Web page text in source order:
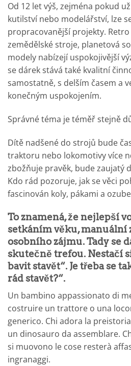
Od 12 let výš, zejména pokud
kutilství nebo modelářství, lze
propracovanější projekty. Retro
zemědělské stroje, planetová
modely nabízejí uspokojivější
se dárek stává také kvalitní
samostatně, s delším časem a
konečným uspokojením.
Správné téma je téměř stejně
Dítě nadšené do strojů bude
traktoru nebo lokomotivy více
zbožňuje pravěk, bude zaujatý
Kdo rád pozoruje, jak se věci
fascinován koly, pákami a
To znamená, že nejlepší
setkáním věku, manuální
osobního zájmu. Tady se
skutečně trefou. Nestačí
bavit stavět“. Je třeba se
rád stavět?“.
Un bambino appassionato di
costruire un trattore o una
generico. Chi adora la
un dinosauro da assemblare.
si muovono le cose resterà
ingranaggi.